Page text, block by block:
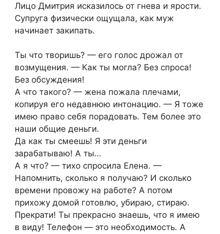
Лицо Дмитрия исказилось от гнева и ярости.
Супруга физически ощущала, как муж
начинает закипать.
Ты что творишь? — его голос дрожал от
возмущения. — Как ты могла? Без спроса!
Без обсуждения!
А что такого? — жена пожала плечами,
копируя его недавнюю интонацию. — Я тоже
имею право себя порадовать. Тем более это
наши общие деньги.
Да как ты смеешь! Я эти деньги
зарабатываю! А ты…
А я что? — тихо спросила Елена. —
Напомнить, сколько я получаю? И сколько
времени провожу на работе? А потом
прихожу домой готовлю, убираю, стираю.
Прекрати! Ты прекрасно знаешь, что я имею
в виду! Телефон — это необходимость. А